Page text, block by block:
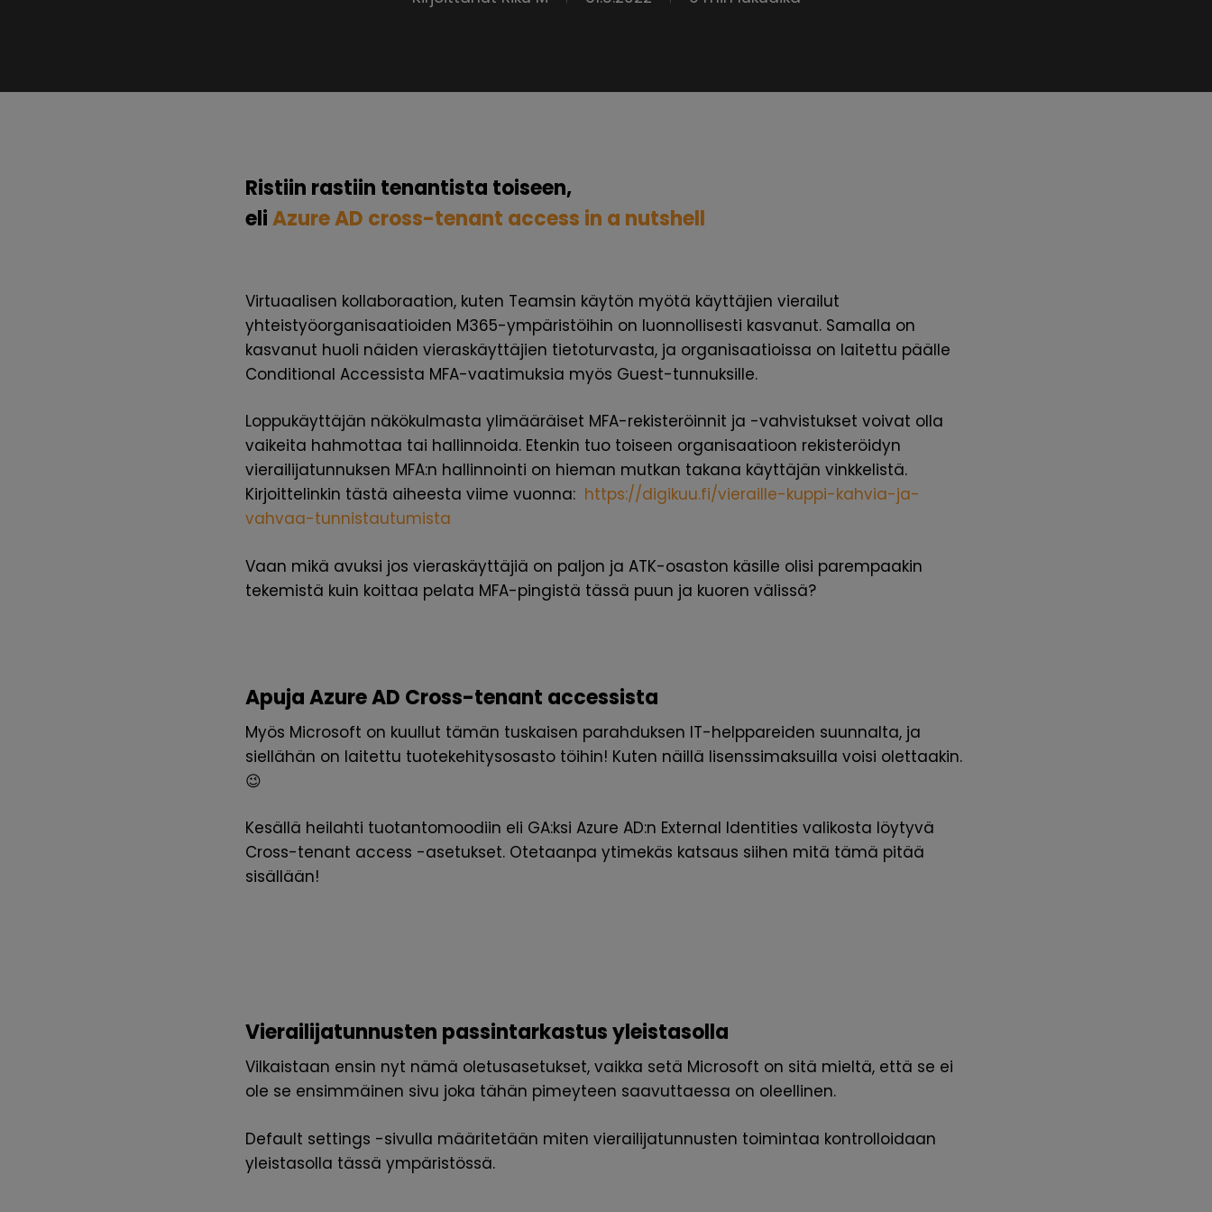
Ristiin rastiin tenantista toiseen,
eliAzure AD cross-tenant access in a nutshell
Virtuaalisen kollaboraation, kuten Teamsin käytön myötä käyttäjien vierailut
yhteistyöorganisaatioiden M365-ympäristöihin on luonnollisesti kasvanut. Samalla on
kasvanut huoli näiden vieraskäyttäjien tietoturvasta, ja organisaatioissa on laitettu päälle
Conditional Accessista MFA-vaatimuksia myös Guest-tunnuksille.
Loppukäyttäjän näkökulmasta ylimääräiset MFA-rekisteröinnit ja -vahvistukset voivat olla
vaikeita hahmottaa tai hallinnoida. Etenkin tuo toiseen organisaatioon rekisteröidyn
vierailijatunnuksen MFA:n hallinnointi on hieman mutkan takana käyttäjän vinkkelistä.
Kirjoittelinkin tästä aiheesta viime vuonna: https://digikuu.fi/vieraille-kuppi-kahvia-ja-
vahvaa-tunnistautumista
Vaan mikä avuksi jos vieraskäyttäjiä on paljon ja ATK-osaston käsille olisi parempaakin
tekemistä kuin koittaa pelata MFA-pingistä tässä puun ja kuoren välissä?
Apuja Azure AD Cross-tenant accessista
Myös Microsoft on kuullut tämän tuskaisen parahduksen IT-helppareiden suunnalta, ja
siellähän on laitettu tuotekehitysosasto töihin! Kuten näillä lisenssimaksuilla voisi olettaakin.
😉
Kesällä heilahti tuotantomoodiin eli GA:ksi Azure AD:n External Identities valikosta löytyvä
Cross-tenant access -asetukset. Otetaanpa ytimekäs katsaus siihen mitä tämä pitää
sisällään!
Vierailijatunnusten passintarkastus yleistasolla
Vilkaistaan ensin nyt nämä oletusasetukset, vaikka setä Microsoft on sitä mieltä, että se ei
ole se ensimmäinen sivu joka tähän pimeyteen saavuttaessa on oleellinen.
Default settings -sivulla määritetään miten vierailijatunnusten toimintaa kontrolloidaan
yleistasolla tässä ympäristössä.